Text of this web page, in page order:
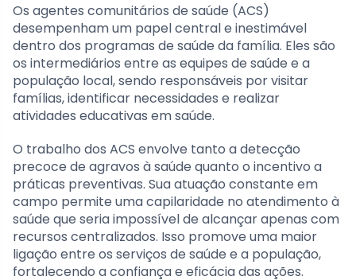
Os agentes comunitários de saúde (ACS)
desempenham um papel central e inestimável
dentro dos programas de saúde da família. Eles são
os intermediários entre as equipes de saúde e a
população local, sendo responsáveis por visitar
famílias, identificar necessidades e realizar
atividades educativas em saúde.
O trabalho dos ACS envolve tanto a detecção
precoce de agravos à saúde quanto o incentivo a
práticas preventivas. Sua atuação constante em
campo permite uma capilaridade no atendimento à
saúde que seria impossível de alcançar apenas com
recursos centralizados. Isso promove uma maior
ligação entre os serviços de saúde e a população,
fortalecendo a confiança e eficácia das ações.